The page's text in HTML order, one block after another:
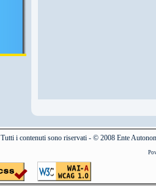
Tutti i contenuti sono riservati - © 2008 Ente